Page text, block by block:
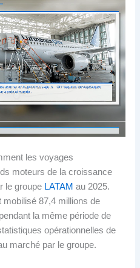
les voyages
moteurs de la croissance
le groupe LATAM au 2025.
mobilisé 87,4 millions de
la même période de
opérationnelles de
marché par le groupe.